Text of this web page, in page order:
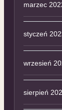
marzec
styczeń
wrzesień
sierpień